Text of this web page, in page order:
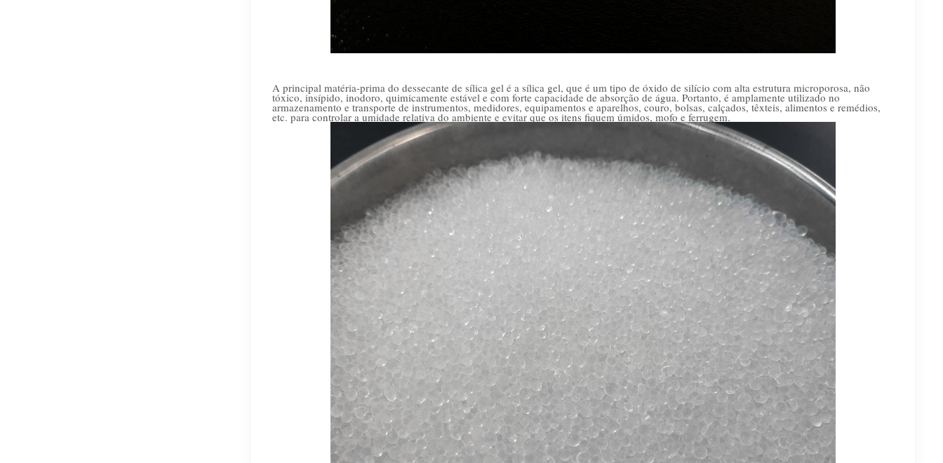
A principal matéria-prima do dessecante de sílica gel é a sílica gel, que é um tipo de óxido de silício com alta estrutura microporosa, não
tóxico, insípido, inodoro, quimicamente estável e com forte capacidade de absorção de água. Portanto, é amplamente utilizado no
armazenamento e transporte de instrumentos, medidores, equipamentos e aparelhos, couro, bolsas, calçados, têxteis, alimentos e remédios,
etc. para controlar a umidade relativa do ambiente e evitar que os itens fiquem úmidos, mofo e ferrugem.